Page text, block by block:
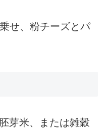
せ、粉チーズとパ
芽米、または雑穀